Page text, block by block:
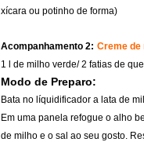
xícara ou potinho de forma)
Acompanhamento 2: Creme de
1 l de milho verde/ 2 fatias de
Modo de Preparo:
Bata no líquidificador a lata de
Em uma panela refogue o alho
de milho e o sal ao seu gosto.